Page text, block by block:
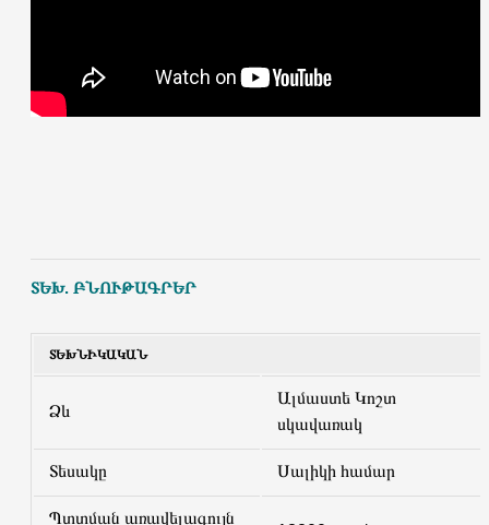
ՏԵԽ. ԲՆՈՒԹԱԳՐԵՐ
ՏԵԽՆԻԿԱԿԱՆ
Ձև
Ալմաստե Կոշտ
սկավառակ
Տեսակը Սալիկի համար
Պտտման առավելագույն